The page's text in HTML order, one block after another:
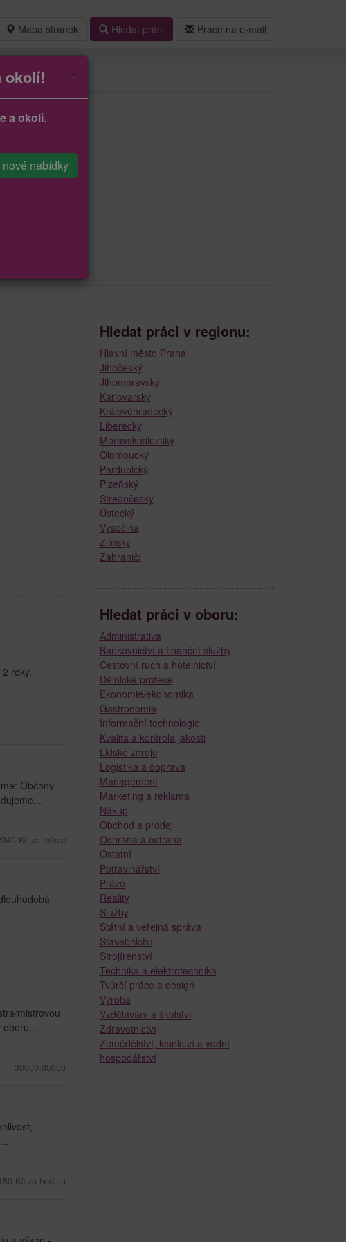
Mapa stránek Hledat práci Práce na e-mail
roky,
Občany
Kč za měsíc
mistrovou
30000-35000
150 Kč za hodinu
okolí!
a okolí.
Hledat práci v regionu:
Hlavní město Praha
Jihočeský
Jihomoravský
Karlovarský
Královéhradecký
Liberecký
Moravskoslezský
Olomoucký
Pardubický
Plzeňský
Středočeský
Ústecký
Vysočina
Zlínský
Zahraničí
Hledat práci v oboru:
Administrativa
Bankovnictví a finanční služby
Cestovní ruch a hotelnictví
Dělnické profese
Ekonomie/ekonomika
Gastronomie
Informační technologie
Kvalita a kontrola jakosti
Lidské zdroje
Logistika a doprava
Management
Marketing a reklama
Nákup
Obchod a prodej
Ochrana a ostraha
Ostatní
Potravinářství
Právo
Reality
Služby
Státní a veřejná správa
Stavebnictví
Strojírenství
Technika a elektrotechnika
Tvůrčí práce a design
Výroba
Vzdělávání a školství
Zdravotnictví
Zemědělství, lesnictví a vodní
hospodářství